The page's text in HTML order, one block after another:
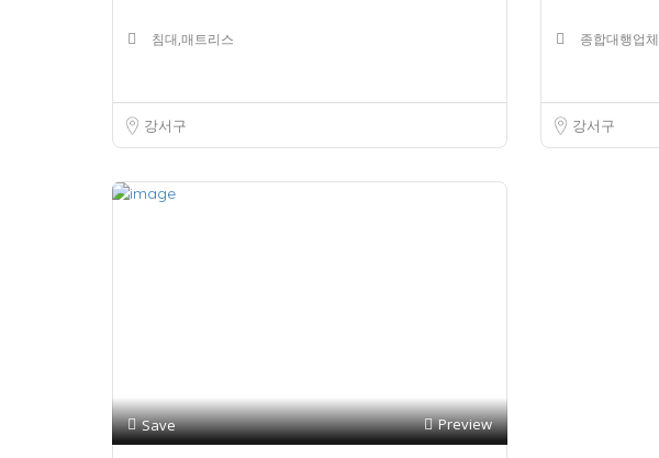
침대,매트리스
강서구
종합대행업체
강서구
Save Preview